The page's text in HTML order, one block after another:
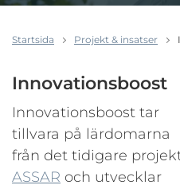
Startsida Projekt & insatser
Innovationsboost
Innovationsboost tar
tillvara på lärdomarna
från det tidigare
ASSAR och utvecklar